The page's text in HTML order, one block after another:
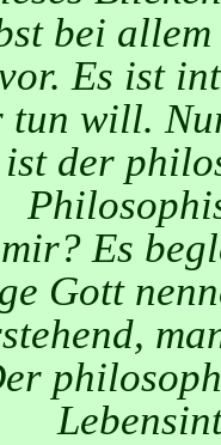
bei
Es ist
tun will.
der
Es
Gott